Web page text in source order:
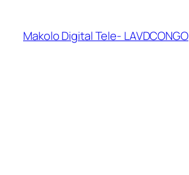
Makolo Digital Tele- LAVDCONGO